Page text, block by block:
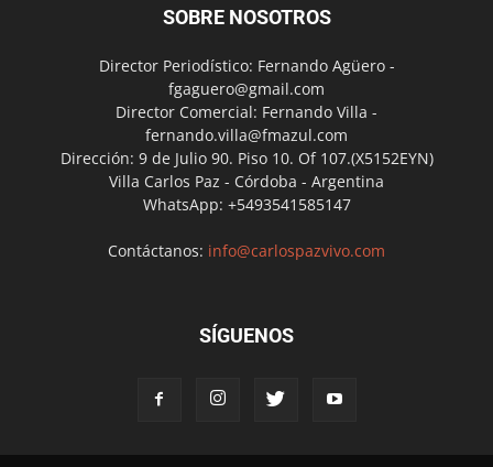
SOBRE NOSOTROS
Director Periodístico: Fernando Agüero -
fgaguero@gmail.com
Director Comercial: Fernando Villa -
fernando.villa@fmazul.com
Dirección: 9 de Julio 90. Piso 10. Of 107.(X5152EYN)
Villa Carlos Paz - Córdoba - Argentina
WhatsApp: +5493541585147
Contáctanos: info@carlospazvivo.com
SÍGUENOS